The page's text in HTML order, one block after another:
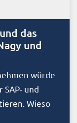
das
und
würde
und
Wieso